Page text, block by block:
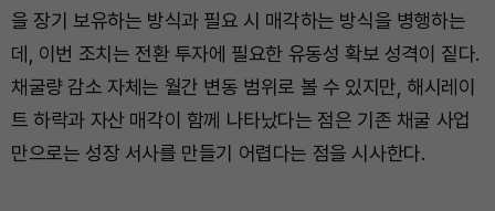
을 장기 보유하는 방식과 필요 시 매각하는 방식을 병행하는
데, 이번 조치는 전환 투자에 필요한 유동성 확보 성격이 짙다.
채굴량 감소 자체는 월간 변동 범위로 볼 수 있지만, 해시레이
트 하락과 자산 매각이 함께 나타났다는 점은 기존 채굴 사업
만으로는 성장 서사를 만들기 어렵다는 점을 시사한다.